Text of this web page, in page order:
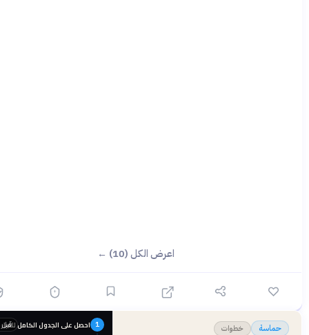
اعرض الكل (10) ←
خطوات قبل 3 أشهر
احصل على الجدول الكامل للمباريات